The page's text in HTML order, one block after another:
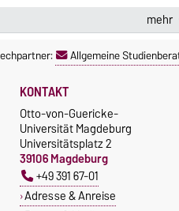
mehr
Allgemeine
KONTAKT
Otto-von-Guericke-
Universität Magdeburg
Universitätsplatz 2
39106 Magdeburg
+49 391 67-01
Adresse & Anreise